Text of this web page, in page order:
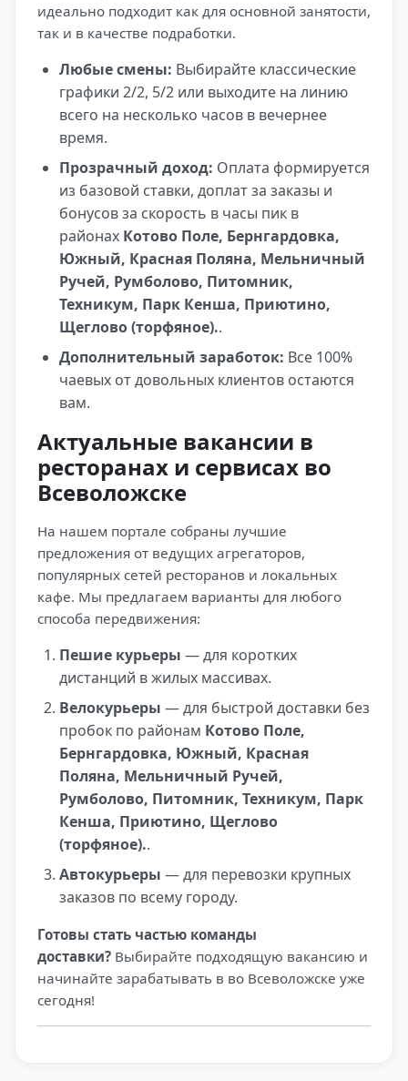
идеально подходит как для основной занятости,
так и в качестве подработки.
Любые смены: Выбирайте классические
графики 2/2, 5/2 или выходите на линию
всего на несколько часов в вечернее
время.
Прозрачный доход: Оплата формируется
из базовой ставки, доплат за заказы и
бонусов за скорость в часы пик в
районах Котово Поле, Бернгардовка,
Южный, Красная Поляна, Мельничный
Ручей, Румболово, Питомник,
Техникум, Парк Кенша, Приютино,
Щеглово (торфяное)..
Дополнительный заработок: Все 100%
чаевых от довольных клиентов остаются
вам.
Актуальные вакансии в
ресторанах и сервисах во
Всеволожске
На нашем портале собраны лучшие
предложения от ведущих агрегаторов,
популярных сетей ресторанов и локальных
кафе. Мы предлагаем варианты для любого
способа передвижения:
Пешие курьеры — для коротких
дистанций в жилых массивах.
Велокурьеры — для быстрой доставки без
пробок по районам Котово Поле,
Бернгардовка, Южный, Красная
Поляна, Мельничный Ручей,
Румболово, Питомник, Техникум, Парк
Кенша, Приютино, Щеглово
(торфяное)..
Автокурьеры — для перевозки крупных
заказов по всему городу.
Готовы стать частью команды
доставки? Выбирайте подходящую вакансию и
начинайте зарабатывать в во Всеволожске уже
сегодня!